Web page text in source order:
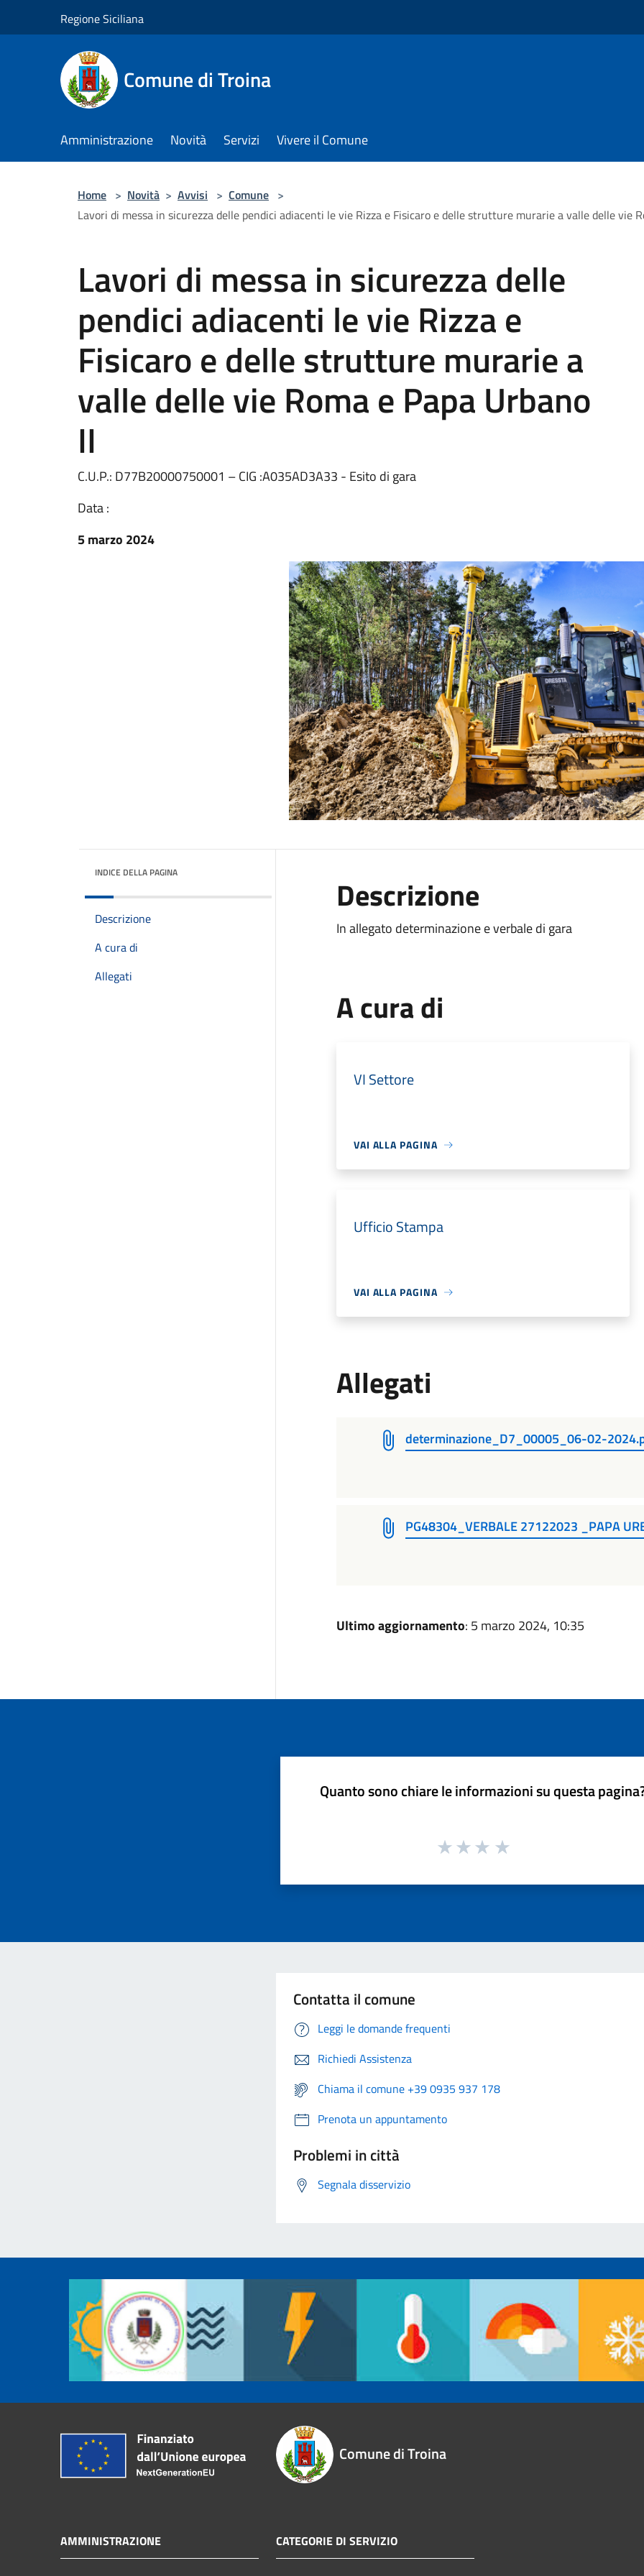
Regione Siciliana
Comune di Troina
Amministrazione Novità Servizi Vivere il Comune
Home > Novità > Avvisi > Comune >
Lavori di messa in sicurezza delle pendici adiacenti le vie Rizza e Fisicaro e delle strutture murarie a valle delle vie
Lavori di messa in sicurezza delle
pendici adiacenti le vie Rizza e
Fisicaro e delle strutture murarie a
valle delle vie Roma e Papa Urbano
II
C.U.P.: D77B20000750001 – CIG :A035AD3A33 - Esito di gara
Data :
5 marzo 2024
INDICE DELLA PAGINA
Descrizione
A cura di
Allegati
Descrizione
In allegato determinazione e verbale di gara
A cura di
VI Settore
VAI ALLA PAGINA
Ufficio Stampa
VAI ALLA PAGINA
Allegati
determinazione_D7_00005_06-02-
PG48304_VERBALE 27122023 _PAPA
Ultimo aggiornamento: 5 marzo 2024, 10:35
Quanto sono chiare le informazioni su questa
Contatta il comune
Leggi le domande frequenti
Richiedi Assistenza
Chiama il comune +39 0935 937 178
Prenota un appuntamento
Problemi in città
Segnala disservizio
Comune di Troina
AMMINISTRAZIONE CATEGORIE DI SERVIZIO